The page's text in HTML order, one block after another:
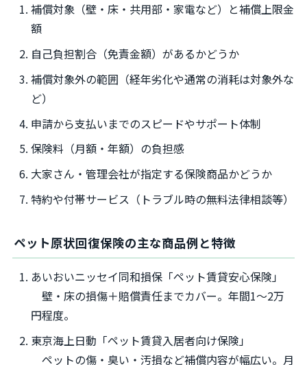
補償対象（壁・床・共用部・家電など）と補償上限金
額
自己負担割合（免責金額）があるかどうか
補償対象外の範囲（経年劣化や通常の消耗は対象外な
ど）
申請から支払いまでのスピードやサポート体制
保険料（月額・年額）の負担感
大家さん・管理会社が指定する保険商品かどうか
特約や付帯サービス（トラブル時の無料法律相談等）
ペット原状回復保険の主な商品例と特徴
あいおいニッセイ同和損保「ペット賃貸安心保険」
壁・床の損傷＋賠償責任までカバー。年間1～2万
円程度。
東京海上日動「ペット賃貸入居者向け保険」
ペットの傷・臭い・汚損など補償内容が幅広い。月